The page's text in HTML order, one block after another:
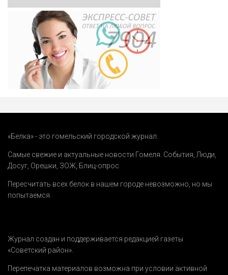
«Белка» - это гомельский городской журнал.
Самые свежие и актуальные новости Гомеля. События,Люди,
Досуг, Орешки, ЗОЖ, Блиц-опрос.
Пересчитать всех белок в нашем городе невозможно, но мы
попытаемся.
Журнал создан и поддерживается редакцией газеты
«Советский район».
Перепечатка материалов возможна при условии активной